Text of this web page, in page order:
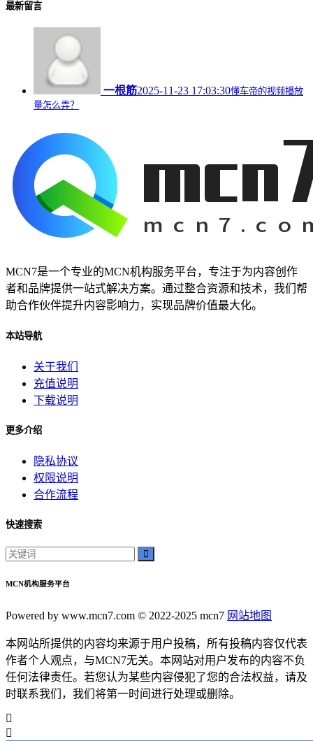
最新留言
一根筋2025-11-23 17:03:30懂车帝的视频播放
量怎么弄？
MCN7是一个专业的MCN机构服务平台，专注于为内容创作
者和品牌提供一站式解决方案。通过整合资源和技术，我们帮
助合作伙伴提升内容影响力，实现品牌价值最大化。
本站导航
关于我们
充值说明
下载说明
更多介绍
隐私协议
权限说明
合作流程
快速搜索
MCN机构服务平台
Powered by www.mcn7.com © 2022-2025 mcn7 网站地图
本网站所提供的内容均来源于用户投稿，所有投稿内容仅代表
作者个人观点，与MCN7无关。本网站对用户发布的内容不负
任何法律责任。若您认为某些内容侵犯了您的合法权益，请及
时联系我们，我们将第一时间进行处理或删除。